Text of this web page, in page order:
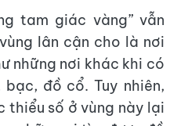
tam giác vàng” vẫn
lân cận cho là nơi
những nơi khác khi có
đồ cổ. Tuy nhiên,
thiểu số ở vùng này lại